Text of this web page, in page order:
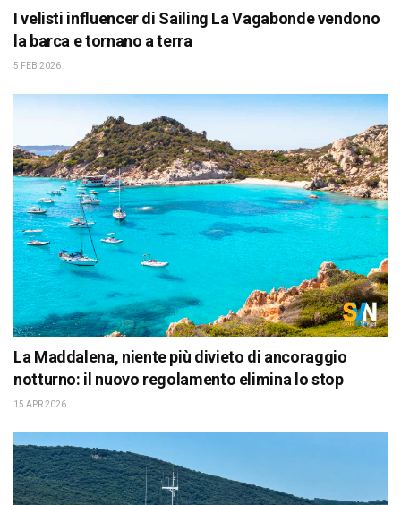
I velisti influencer di Sailing La Vagabonde vendono
la barca e tornano a terra
5 FEB 2026
La Maddalena, niente più divieto di ancoraggio
notturno: il nuovo regolamento elimina lo stop
15 APR 2026